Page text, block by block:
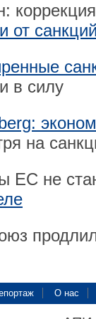
от
в силу
на
ЕС не
О нас